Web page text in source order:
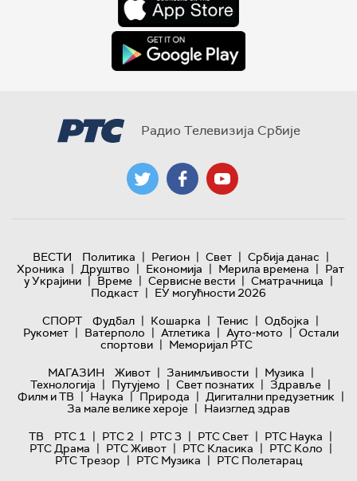
Радио Телевизија Србије
ВЕСТИ Политика | Регион | Свет | Србија данас |
Хроника | Друштво | Економија | Мерила времена | Рат
у Украјини | Време | Сервисне вести | Сматрачница |
Подкаст | ЕУ могућности 2026
СПОРТ
Фудбал | Кошарка | Тенис | Одбојка |
Рукомет | Ватерполо | Атлетика | Ауто-мото | Остали
спортови | Меморијал РТС
МАГАЗИН
Живот | Занимљивости | Музика |
Технологијa | Путујемо | Свет познатих | Здравље |
Филм и ТВ | Наука | Природа | Дигитални предузетник |
За мале велике хероје | Наизглед здрав
ТВ
РТС 1 | РТС 2 | РТС 3 | РТС Свет | РТС Наука |
РТС Драма | РТС Живот | РТС Класика | РТС Коло |
РТС Трезор | РТС Музика | РТС Полетарац